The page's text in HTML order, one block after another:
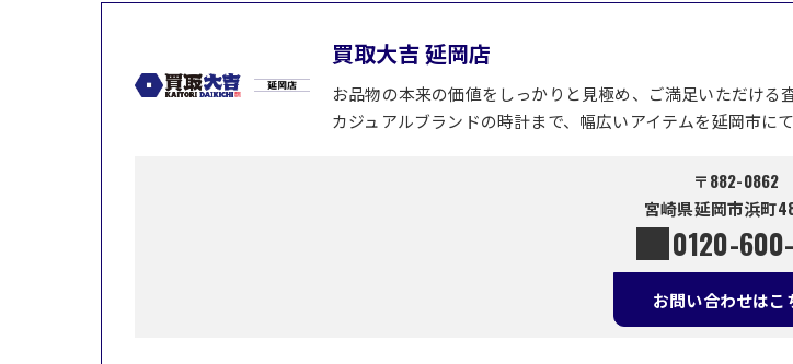
買取大吉 延岡店
お品物の本来の価値をしっかりと見極め、ご満足いただける
カジュアルブランドの時計まで、幅広いアイテムを延岡市に
〒882-0862
宮崎県延岡市浜町
0120-
お問い合わせはこ